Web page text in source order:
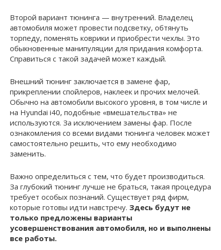
Второй вариант тюнинга — внутренний. Владелец
автомобиля может провести подсветку, обтянуть
торпеду, поменять коврики и приобрести чехлы. Это
обыкновенные манипуляции для придания комфорта.
Справиться с такой задачей может каждый.
Внешний тюнинг заключается в замене фар,
прикреплении спойлеров, наклеек и прочих мелочей.
Обычно на автомобили высокого уровня, в том числе и
на Hyundai i40, подобные «вмешательства» не
используются. За исключением замены фар. После
ознакомления со всеми видами тюнинга человек может
самостоятельно решить, что ему необходимо
заменить.
Важно определиться с тем, что будет производиться.
За глубокий тюнинг лучше не браться, такая процедура
требует особых познаний. Существует ряд фирм,
которые готовы идти навстречу. Здесь будут не
только предложены варианты
усовершенствования автомобиля, но и выполнены
все работы.